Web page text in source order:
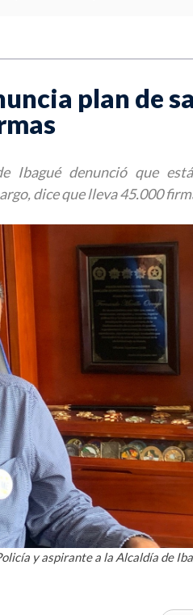
plan de
Ibagué denunció que
dice que lleva 45.000
y aspirante a la Alcaldía de